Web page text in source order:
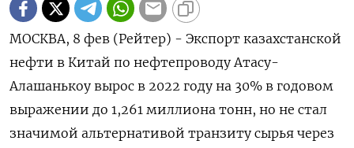
МОСКВА, 8 фев (Рейтер) - Экспорт казахстанской
нефти в Китай по нефтепроводу Атасу-
Алашанькоу вырос в 2022 году на 30% в годовом
выражении до 1,261 миллиона тонн, но не стал
значимой альтернативой транзиту сырья через